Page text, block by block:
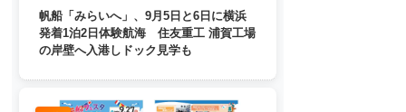
帆船「みらいへ」、9月5日と6日に横浜
発着1泊2日体験航海 住友重工 浦賀工場
の岸壁へ入港しドック見学も